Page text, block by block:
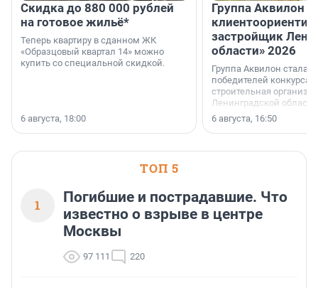
Скидка до 880 000 рублей
на готовое жильё*
Теперь квартиру в сданном ЖК
«Образцовый квартал 14» можно
купить со специальной скидкой.
6 августа, 18:00
Группа Аквилон
застройщик
области» 2026
Группа Аквилон стала
победителей конкурса
строительная
Ленинградской области
номинации «Самый
застройщик
области».
6 августа, 16:50
ТОП 5
1
Погибшие и пострадавшие. Что
известно о взрыве в центре
Москвы
97 111 220